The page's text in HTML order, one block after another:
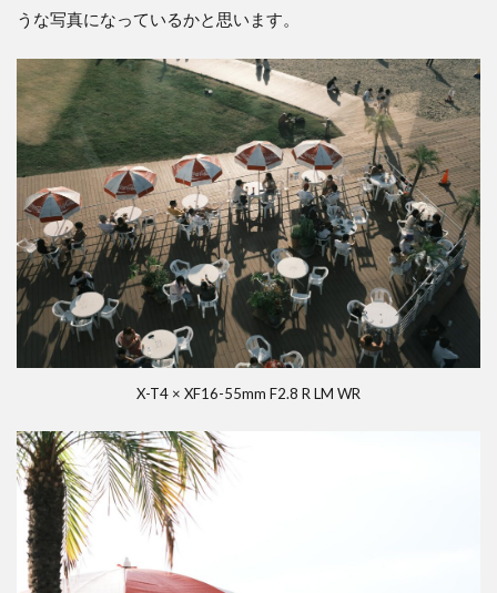
うな写真になっているかと思います。
X-T4 × XF16-55mm F2.8 R LM WR